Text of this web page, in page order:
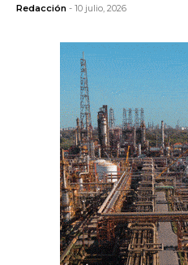
Redacción - 10 julio, 2026